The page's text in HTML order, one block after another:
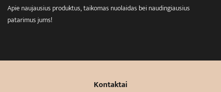
Apie naujausius produktus, taikomas nuolaidas bei naudingiausius
patarimus jums!
Kontaktai